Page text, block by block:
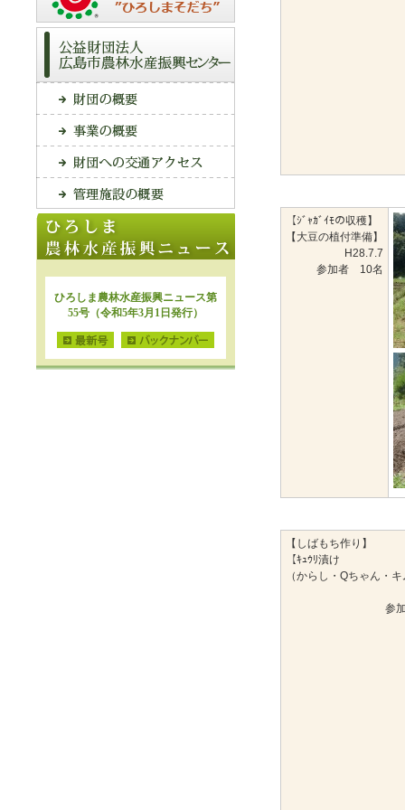
【ｼﾞｬｶﾞｲﾓの収穫】
【大豆の植付準備】
H28.7.7
参加者 10名
【しばもち作り】
【ｷｭｳﾘ漬け
（からし・Qちゃん・
参